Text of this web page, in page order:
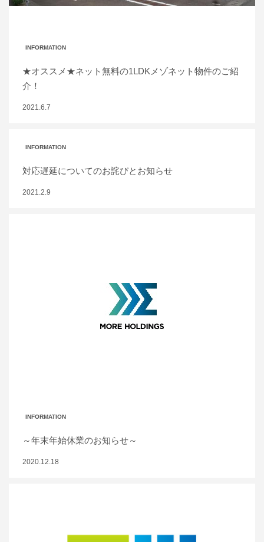
INFORMATION
★オススメ★ネット無料の1LDKメゾネット物件のご紹
介！
2021.6.7
INFORMATION
対応遅延についてのお詫びとお知らせ
2021.2.9
INFORMATION
～年末年始休業のお知らせ～
2020.12.18